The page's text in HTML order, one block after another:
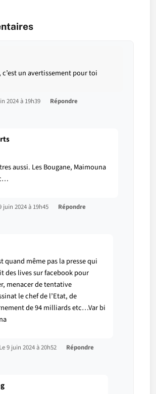
c’est un avertissement pour toi
2024 à 19h39 Répondre
aussi. Les Bougane, Maimouna
juin 2024 à 19h45 Répondre
quand même pas la presse qui
des lives sur facebook pour
menacer de tentative
le chef de l’Etat, de
de 94 milliards etc…Var bi
Le 9 juin 2024 à 20h52 Répondre